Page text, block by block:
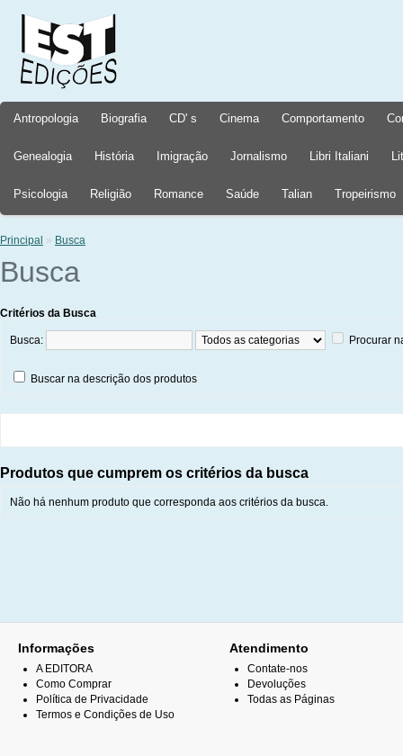
Antropologia Biografia CD' s Cinema Comportamento
Genealogia História Imigração Jornalismo Libri Italiani
Psicologia Religião Romance Saúde Talian Tropeirismo
Principal » Busca
Busca
Critérios da Busca
Busca: Procurar
Buscar na descrição dos produtos
Produtos que cumprem os critérios da busca
Não há nenhum produto que corresponda aos critérios da busca.
Informações
A EDITORA
Como Comprar
Política de Privacidade
Termos e Condições de Uso
Atendimento
Contate-nos
Devoluções
Todas as Páginas